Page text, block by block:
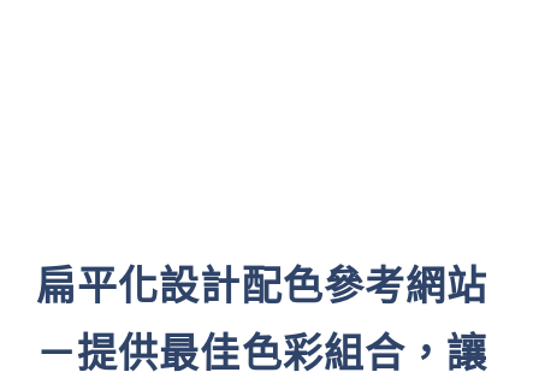
扁平化設計配色參考網站
－提供最佳色彩組合，讓